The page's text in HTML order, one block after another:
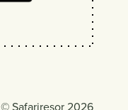
© Safariresor 2026